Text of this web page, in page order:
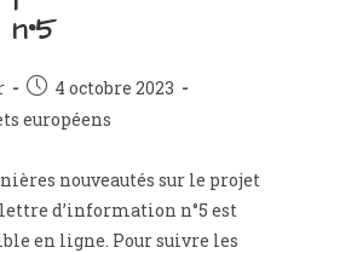
Publication
publiée :
4 octobre 2023
européens
nouveautés sur le projet
d’information n°5 est
en ligne. Pour suivre les